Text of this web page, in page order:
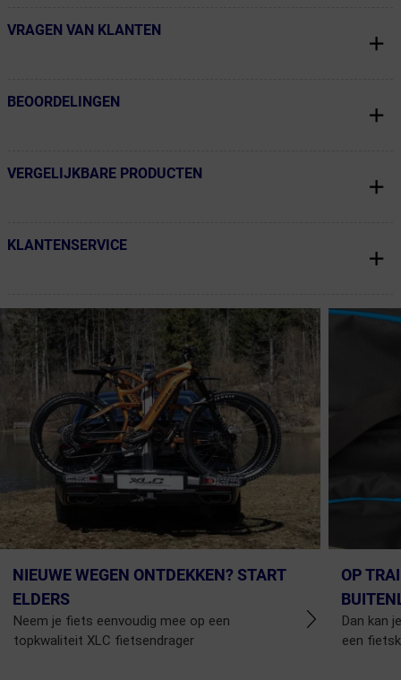
← Terug naar productnavigatie
VRAGEN VAN KLANTEN
← Terug naar productnavigatie
BEOORDELINGEN
← Terug naar productnavigatie
VERGELIJKBARE PRODUCTEN
← Terug naar productnavigatie
KLANTENSERVICE
NIEUWE WEGEN ONTDEKKEN? START
ELDERS
Neem je fiets eenvoudig mee op een
topkwaliteit XLC fietsendrager
OP
Dan kan
een